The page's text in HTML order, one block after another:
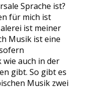
Sprache ist?
für mich ist
ist meiner
Musik ist eine
auch in der
gibt. So gibt es
Musik zwei